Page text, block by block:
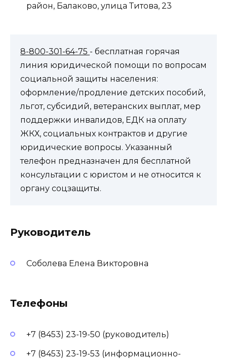
район, Балаково, улица Титова, 23
8-800-301-64-75 - бесплатная горячая
линия юридической помощи по вопросам
социальной защиты населения:
оформление/продление детских пособий,
льгот, субсидий, ветеранских выплат, мер
поддержки инвалидов, ЕДК на оплату
ЖКХ, социальных контрактов и другие
юридические вопросы. Указанный
телефон предназначен для бесплатной
консультации с юристом и не относится к
органу соцзащиты.
Руководитель
Соболева Елена Викторовна
Телефоны
+7 (8453) 23-19-50 (руководитель)
+7 (8453) 23-19-53 (информационно-